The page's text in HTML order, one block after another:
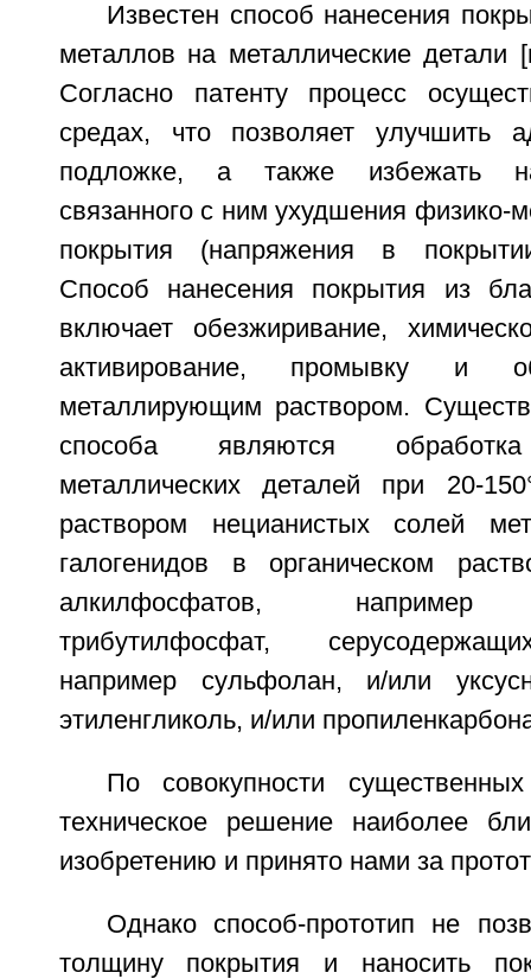
Известен способ нанесения
металлов на металлические
Согласно патенту процесс
средах, что позволяет улучшить
подложке, а также избежать
связанного с ним ухудшения физико-
покрытия (напряжения в
Способ нанесения покрытия из
включает обезжиривание,
активирование, промывку и
металлирующим раствором.
способа являются обработка
металлических деталей при 20-
раствором нецианистых солей
галогенидов в органическом
алкилфосфатов, например
трибутилфосфат,
например сульфолан, и/или
этиленгликоль, и/или
По совокупности
техническое решение наиболее
изобретению и принято нами за
Однако способ-прототип не
толщину покрытия и наносить